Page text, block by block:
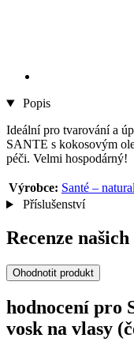
Popis
Ideální pro tvarování a
SANTE s kokosovým
péči. Velmi hospodárný!
Výrobce: Santé –
Příslušenství
Recenze
Ohodnotit produkt
hodnocení pro
vosk na vlasy